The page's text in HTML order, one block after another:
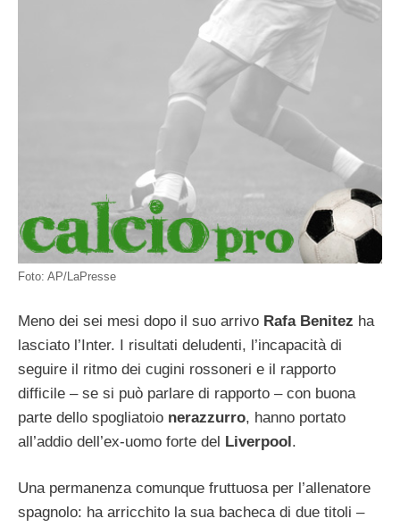
Foto: AP/LaPresse
Meno dei sei mesi dopo il suo arrivo Rafa Benitez ha
lasciato l’Inter. I risultati deludenti, l’incapacità di
seguire il ritmo dei cugini rossoneri e il rapporto
difficile – se si può parlare di rapporto – con buona
parte dello spogliatoio nerazzurro, hanno portato
all’addio dell’ex-uomo forte del Liverpool.
Una permanenza comunque fruttuosa per l’allenatore
spagnolo: ha arricchito la sua bacheca di due titoli –